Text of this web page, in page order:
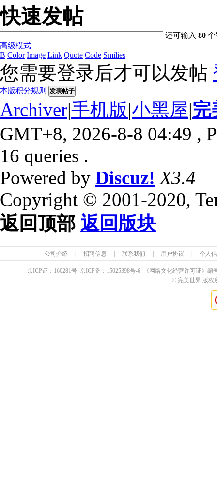
快速发帖
还可输入80 个
高级模式
B Color Image Link Quote Code Smilies
您需要登录后才可以发帖
本版积分规则 发表帖子
Archiver|手机版|小黑屋|完
GMT+8, 2026-8-8 04:49 ,
16 queries .
Powered by Discuz! X3.4
Copyright © 2001-2020,
返回顶部 返回版块
公司介绍 招聘信息 联系我们 用户协议 个人
京ICP证： 160281号 京ICP备： 15025398号-6 《网络文化经营许可证》编
© 完美世界 版权